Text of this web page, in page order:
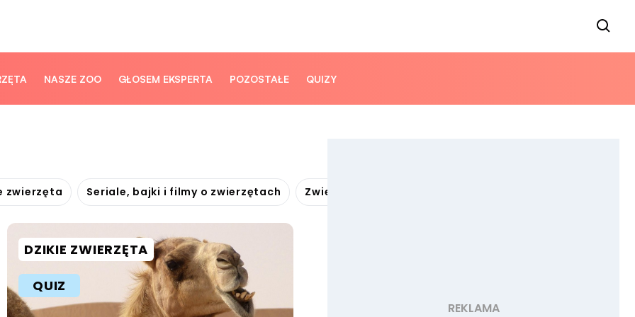
NASZE ZOO GŁOSEM EKSPERTA POZOSTAŁE QUIZY
zwierzęta Seriale, bajki i filmy o zwierzętach Zwierzęta gospodarskie
DZIKIE ZWIERZĘTA
QUIZ